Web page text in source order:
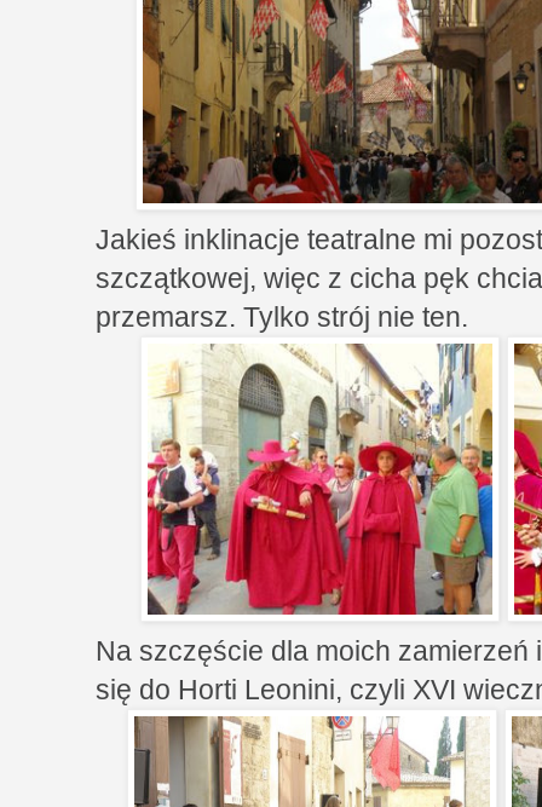
Jakieś inklinacje teatralne mi
szczątkowej, więc z cicha pęk
przemarsz. Tylko strój nie ten.
Na szczęście dla moich zamierzeń
się do Horti Leonini, czyli XVI